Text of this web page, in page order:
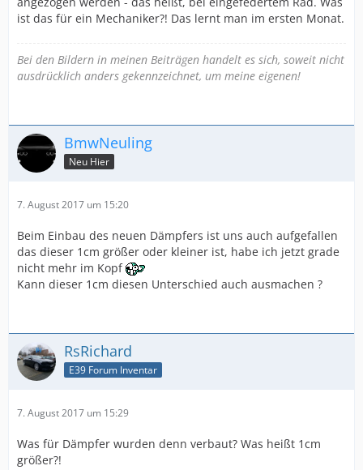
ist das für ein Mechaniker?! Das lernt man im ersten Monat.
Bei den Bildern in meinen Beiträgen handelt es sich, soweit nicht
ausdrücklich anders gekennzeichnet, um meine eigenen!
BmwNeuling
Neu Hier
7. August 2017 um 15:20
Beim Einbau des neuen Dämpfers ist uns auch aufgefallen
das dieser 1cm größer oder kleiner ist, habe ich jetzt grade
nicht mehr im Kopf
Kann dieser 1cm diesen Unterschied auch ausmachen ?
RsRichard
E39 Forum Inventar
7. August 2017 um 15:29
Was für Dämpfer wurden denn verbaut? Was heißt 1cm
größer?!